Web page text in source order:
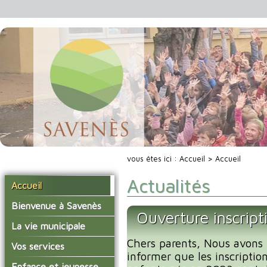
Accueil
Bienvenue à Savenès
Situer Savenès
Savenès en chiffre
L'histoire du village
La vie municipale
Vos élus
Les compte-rendus du
Vos services
La mairie
vous êtes ici : Accueil > Accueil
Actualités
Ouverture
Chers parents, Nous
informer que les